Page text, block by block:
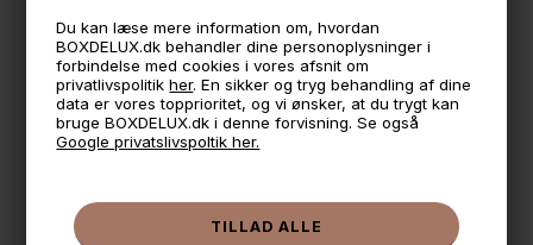
Du kan læse mere information om, hvordan
BOXDELUX.dk behandler dine personoplysninger i
forbindelse med cookies i vores afsnit om
privatlivspolitikher. En sikker og tryg behandling af dine
data er vores topprioritet, og vi ønsker, at du trygt kan
bruge BOXDELUX.dk i denne forvisning. Se også
Google privatslivspoltik her.
🕚 Bestil inden 11 & vi sender samme dag på hverdage
🧺 Kan du lægge varen i kurven, er den på lager
💳 Betal med